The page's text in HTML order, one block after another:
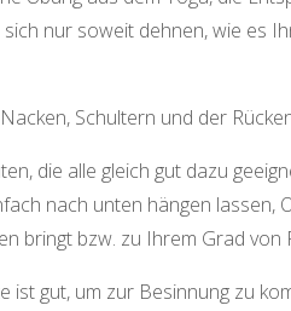
nur soweit dehnen, wie es
Schultern und der
die alle gleich gut dazu
nach unten hängen
bringt bzw. zu Ihrem Grad von
ist gut, um zur Besinnung zu